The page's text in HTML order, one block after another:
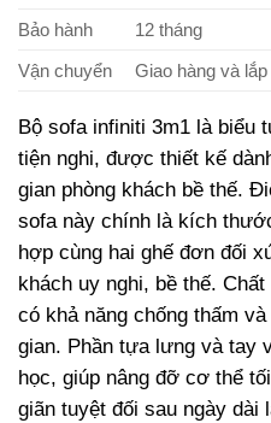
Bảo hành
12 tháng
Vận chuyển
Giao hàng và
Bộ sofa infiniti 3m1 là biểu
tiện nghi, được thiết kế
gian phòng khách bề thế.
sofa này chính là kích
hợp cùng hai ghế đơn đối
khách uy nghi, bề thế.
có khả năng chống thấm
gian. Phần tựa lưng và tay
học, giúp nâng đỡ cơ thể
giãn tuyệt đối sau ngày dài